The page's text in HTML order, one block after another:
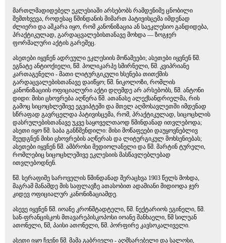
მართლმადიდებელ ეკლესიაში არსებობს რამდენიმე ცნობილი
შემთხვევა, როდესაც წმინდანის მიმართ პატივისცემა იმდენად
ძლიერი და აშკარა იყო, რომ კანონიზაცია ან საეკლესიო განდიდება,
პრაქტიკულად, გარდაცვალებისთანავე მოხდა — ზოგჯერ
ფორმალური აქტის გარეშეც.
ასეთები იყვნენ ადრეული ეკლესიის მოწამეები; ასეთები იყვნენ წმ.
ეგნატე ანტიოქიელი, წმ. პოლიკარპე სმირნელი, წმ. კვიპრიანე
კართაგენელი - მათი ლიტურგიკული ხსენება თითქმის
გარდაცვალებისთანავე დაიწყო; წმ. ნიკოლოზი, რომლის
კანონიზაციის ოფიციალური აქტი დღემდე არ არსებობს, წმ. ანტონი
დიდი: მისი ცხოვრება აღწერა წმ. ათანასე ალექსანდრიელმა, რის
გამოც სიცოცხლეშივე ეგვიპტეში და მთელ აღმოსავლეთში იმდენად
სწრაფად გავრცელდა პატივისცემა, რომ, პრაქტიკულად, სიცოცხლის
დასრულებისთანავე უკვე საყოველთაოდ წმინდანად ითვლებოდა;
ასეთი იყო წმ. საბა განწმენდილი: მისი მოწაფეები დაუყოვნებლივ
შეუდგნენ მისი ცხოვრების აღწერას და ლიტურგიკულ მოხსენიებას;
ასეთები იყვნენ წმ. ამბროსი მედიოლანელი და წმ. მარტინ ტურელი,
რომლებიც სიცოცხლეშივე ეკლესიის მასწავლებლებად
ითვლებოდნენ.
წმ. სერაფიმე საროველის წმინდანად შერაცხვა 1903 წელს მოხდა,
მაგრამ მანამდე მის საფლავზე ათასობით ადამიანი მიდიოდა ჯერ
კიდევ ოფიციალურ კანონიზაციამდე.
ასევე იყვნენ წმ. იოანე კრონშტადტელი, წმ. ნექტარიოს ეგინელი, წმ.
სან-ფრანცისკოს მთავარეპისკოპოსი იოანე შანხაელი, წმ სილუან
ათონელი, წმ, პაისი ათონელი, წმ. პორფირე კავსოკალიველი.
ასეთი იყო ჩვენი წმ. მამა გაბრიელი - აღმსარებელი და სალოსი,